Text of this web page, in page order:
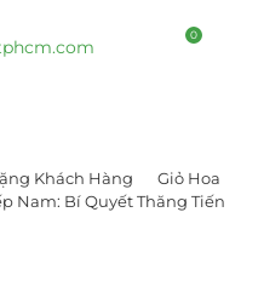
0
Khách Hàng
Giỏ Hoa
Nam: Bí Quyết Thăng Tiến